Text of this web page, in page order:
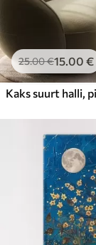
25.00€15.00 €